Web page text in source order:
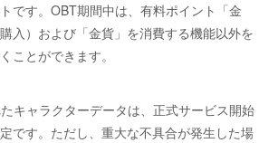
です。OBT期間中は、有料ポイント「金
入）および「金貨」を消費する機能以外を
ことができます。
キャラクターデータは、正式サービス開始
です。ただし、重大な不具合が発生した場